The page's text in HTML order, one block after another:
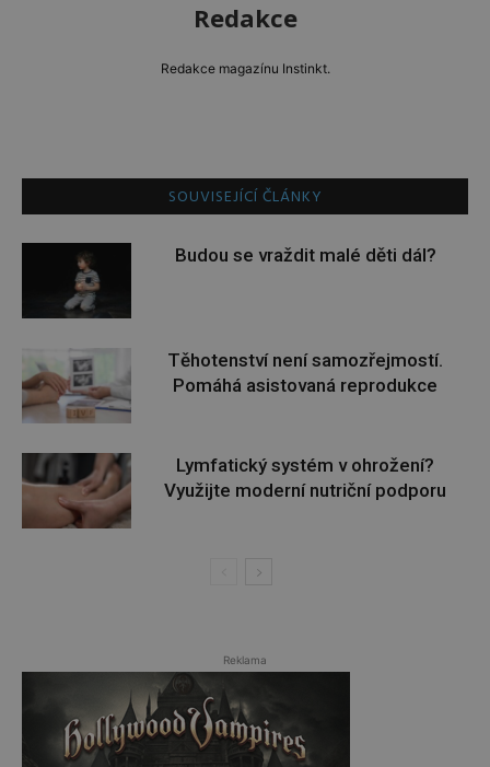
Redakce
Redakce magazínu Instinkt.
SOUVISEJÍCÍ ČLÁNKY
Budou se vraždit malé děti dál?
Těhotenství není samozřejmostí.
Pomáhá asistovaná reprodukce
Lymfatický systém v ohrožení?
Využijte moderní nutriční podporu
Reklama